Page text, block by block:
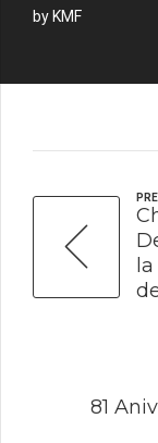
by KMF
81